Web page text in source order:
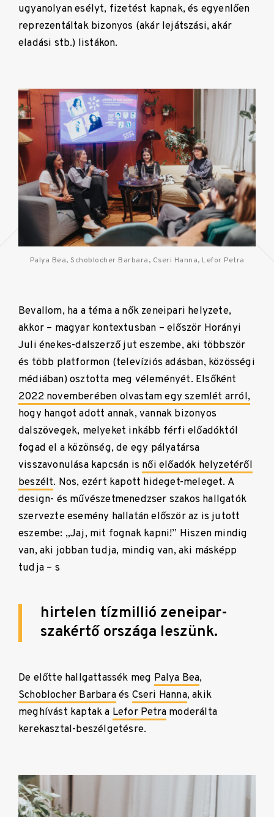
ugyanolyan esélyt, fizetést kapnak, és egyenlően
reprezentáltak bizonyos (akár lejátszási, akár
eladási stb.) listákon.
Palya Bea, Schoblocher Barbara, Cseri Hanna, Lefor Petra
Bevallom, ha a téma a nők zeneipari helyzete,
akkor – magyar kontextusban – először Horányi
Juli énekes-dalszerző jut eszembe, aki többször
és több platformon (televíziós adásban, közösségi
médiában) osztotta meg véleményét. Elsőként
2022 novemberében olvastam egy szemlét arról,
hogy hangot adott annak, vannak bizonyos
dalszövegek, melyeket inkább férfi előadóktól
fogad el a közönség, de egy pályatársa
visszavonulása kapcsán is női előadók helyzetéről
beszélt. Nos, ezért kapott hideget-meleget. A
design- és művészetmenedzser szakos hallgatók
szervezte esemény hallatán először az is jutott
eszembe: „Jaj, mit fognak kapni!” Hiszen mindig
van, aki jobban tudja, mindig van, aki másképp
tudja – s
hirtelen tízmillió zeneipar-
szakértő országa leszünk.
De előtte hallgattassék meg Palya Bea,
Schoblocher Barbaraés Cseri Hanna, akik
meghívást kaptak a Lefor Petra moderálta
kerekasztal-beszélgetésre.